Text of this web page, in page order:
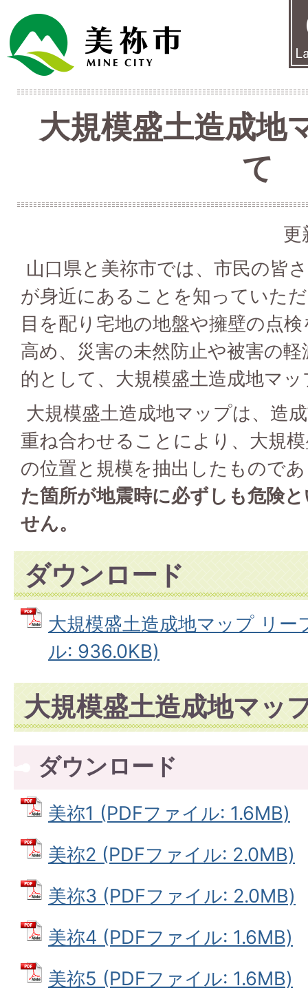
大規模盛土造成地
て
更
山口県と美祢市では、市民の皆
が身近にあることを知っていた
目を配り宅地の地盤や擁壁の点
高め、災害の未然防止や被害の
的として、大規模盛土造成地マ
大規模盛土造成地マップは、造
重ね合わせることにより、大規
の位置と規模を抽出したもので
た箇所が地震時に必ずしも危険
せん。
ダウンロード
大規模盛土造成地マップ リ
ル: 936.0KB)
大規模盛土造成地マッ
ダウンロード
美祢1 (PDFファイル: 1.6MB)
美祢2 (PDFファイル: 2.0MB)
美祢3 (PDFファイル: 2.0MB)
美祢4 (PDFファイル: 1.6MB)
美祢5 (PDFファイル: 1.6MB)